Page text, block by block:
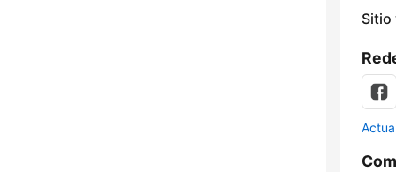
Sitio